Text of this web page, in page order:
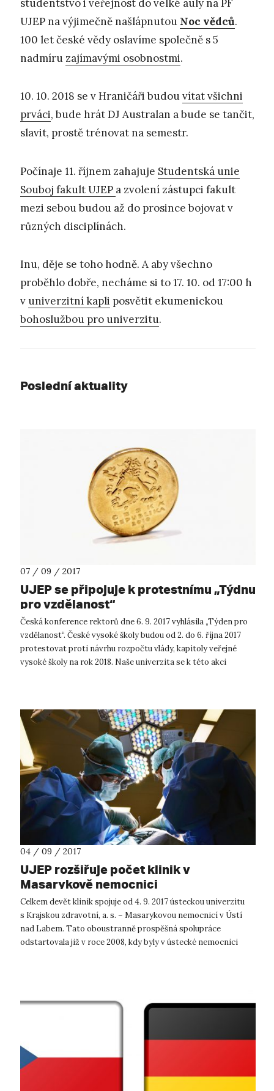
studentstvo i veřejnost do velké auly na PF
UJEP na výjimečně našlápnutou Noc vědců.
100 let české vědy oslavíme společně s 5
nadmíru zajímavými osobnostmi.
10. 10. 2018 se v Hraničáři budouvítat všichni
prváci, bude hrát DJ Australan a bude se tančit,
slavit, prostě trénovat na semestr.
Počínaje 11. říjnem zahajuje Studentská unie
Souboj fakult UJEP a zvolení zástupci fakult
mezi sebou budou až do prosince bojovat v
různých disciplínách.
Inu, děje se toho hodně. A aby všechno
proběhlo dobře, necháme si to 17. 10. od 17:00 h
v univerzitní kapli posvětit ekumenickou
bohoslužbou pro univerzitu.
Poslední aktuality
07 / 09 / 2017
UJEP se připojuje k protestnímu „Týdnu
pro vzdělanost“
Česká konference rektorů dne 6. 9. 2017 vyhlásila „Týden pro
vzdělanost“. České vysoké školy budou od 2. do 6. října 2017
protestovat proti návrhu rozpočtu vlády, kapitoly veřejné
vysoké školy na rok 2018. Naše univerzita se k této akci
04 / 09 / 2017
UJEP rozšiřuje počet klinik v
Masarykově nemocnici
Celkem devět klinik spojuje od 4. 9. 2017 ústeckou univerzitu
s Krajskou zdravotní, a. s. – Masarykovou nemocnicí v Ústí
nad Labem. Tato oboustranně prospěšná spolupráce
odstartovala již v roce 2008, kdy byly v ústecké nemocnici